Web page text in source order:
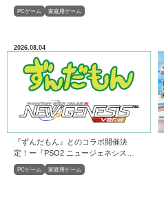
PCゲーム 家庭用ゲーム
2026.08.04
PCゲーム 家庭用ゲーム
『ずんだもん』とのコラボ開催決
定！ー『PSO2 ニュージェネシス
ver.2』